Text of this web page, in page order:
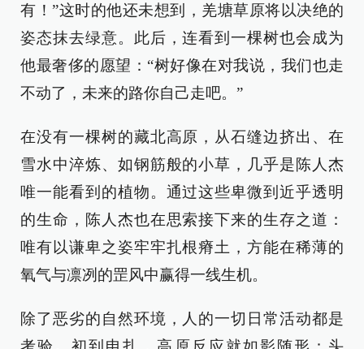
有！”这时的他还未想到，羌塘草原将以决绝的
姿态抹去绿意。此后，连看到一棵树也会成为
他最奢侈的愿望：“树好像在对我说，我们也走
不动了，未来的路你自己走吧。”
在没有一棵树的藏北高原，从石缝边挤出、在
雪水中淬炼、如钢筋般的小草，几乎是陈人杰
唯一能看到的植物。通过这些卑微到近乎透明
的生命，陈人杰也在思索接下来的生存之道：
唯有以谦卑之姿牢牢扎根瘠土，方能在稀薄的
氧气与凛冽的罡风中赢得一线生机。
除了恶劣的自然环境，人的一切日常活动都是